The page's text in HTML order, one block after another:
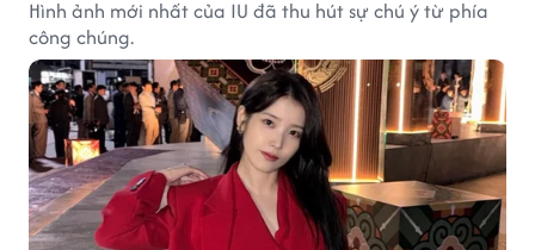
Hình ảnh mới nhất của IU đã thu hút sự chú ý từ phía
công chúng.